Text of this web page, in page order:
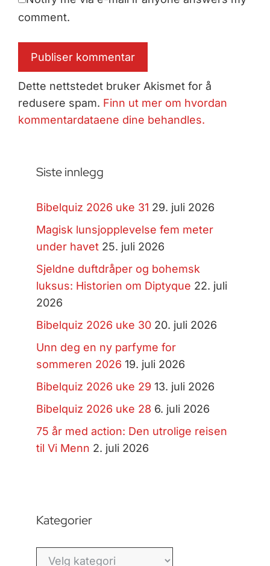
comment.
Dette nettstedet bruker Akismet for å
redusere spam. Finn ut mer om hvordan
kommentardataene dine behandles.
Siste innlegg
Bibelquiz 2026 uke 31 29. juli 2026
Magisk lunsjopplevelse fem meter
under havet 25. juli 2026
Sjeldne duftdråper og bohemsk
luksus: Historien om Diptyque 22. juli
2026
Bibelquiz 2026 uke 30 20. juli 2026
Unn deg en ny parfyme for
sommeren 2026 19. juli 2026
Bibelquiz 2026 uke 29 13. juli 2026
Bibelquiz 2026 uke 28 6. juli 2026
75 år med action: Den utrolige reisen
til Vi Menn 2. juli 2026
Kategorier
Kategorier